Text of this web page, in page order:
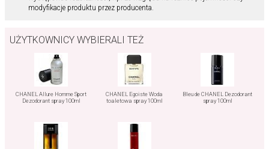
modyfikacje produktu przez producenta.
UŻYTKOWNICY WYBIERALI TEŻ
CHANEL Allure Homme Sport
Dezodorant spray 100ml
CHANEL Egoiste Woda
toaletowa spray 100ml
Bleu de CHANEL Dezodorant
spray 100ml